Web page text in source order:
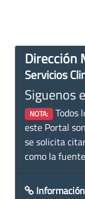
Dirección
Servicios
Siguenos
NOTA: Todos
este Portal
se solicita
como la